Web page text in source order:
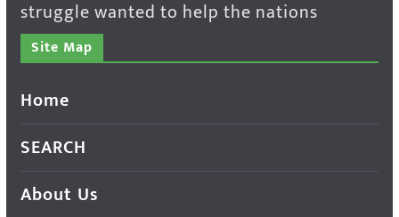
struggle wanted to help the nations
Site Map
Home
SEARCH
About Us